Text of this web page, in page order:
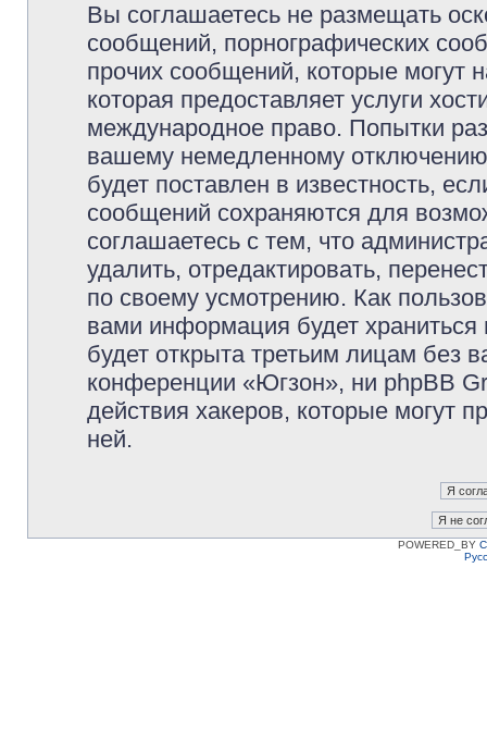
Вы соглашаетесь не размещать
сообщений, порнографических
прочих сообщений, которые могут
которая предоставляет услуги
международное право. Попытки
вашему немедленному
будет поставлен в известность,
сообщений сохраняются для
соглашаетесь с тем, что
удалить, отредактировать,
по своему усмотрению. Как
вами информация будет
будет открыта третьим лицам без
конференции «Югзон», ни phpBB
действия хакеров, которые могут
ней.
POWERED_BY